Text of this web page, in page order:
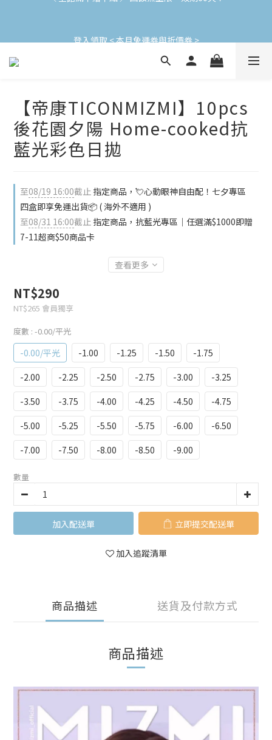
加入會員立即領$200購物金(效期30天) | 可與LINE新好友$50疊加
【帝康TICONMIZMI】10pcs
後花園夕陽 Home-cooked抗
藍光彩色日拋
至08/19 16:00截止 指定商品，💘心動眼神自由配！七夕專區
四盒即享免運出貨📦 ( 海外不適用 )
至08/31 16:00截止 指定商品，抗藍光專區｜任選滿$1000即贈
7-11超商$50商品卡
查看更多
NT$290
NT$265 會員獨享
度數 : -0.00/平光
-0.00/平光 -1.00 -1.25 -1.50
-1.75
-2.00
-2.25 -2.50 -2.75 -3.00
-3.25
-3.50
-3.75 -4.00 -4.25 -4.50
-4.75
-5.00
-5.25 -5.50 -5.75 -6.00
-6.50
-7.00
-7.50 -8.00 -8.50 -9.00
數量
加入購物車 立即購買
加入追蹤清單
商品描述 送貨及付款方式
商品描述